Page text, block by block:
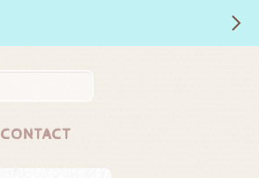
CONTACT